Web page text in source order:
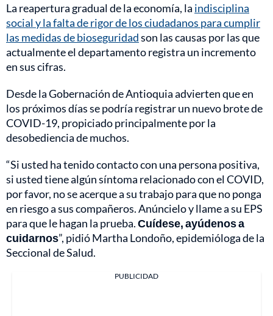
La reapertura gradual de la economía, la indisciplina
social y la falta de rigor de los ciudadanos para cumplir
las medidas de bioseguridadson las causas por las que
actualmente el departamento registra un incremento
en sus cifras.
Desde la Gobernación de Antioquia advierten que en
los próximos días se podría registrar un nuevo brote de
COVID-19, propiciado principalmente por la
desobediencia de muchos.
“Si usted ha tenido contacto con una persona positiva,
si usted tiene algún síntoma relacionado con el COVID,
por favor, no se acerque a su trabajo para que no ponga
en riesgo a sus compañeros. Anúncielo y llame a su EPS
para que le hagan la prueba.Cuídese, ayúdenos a
cuidarnos”, pidió Martha Londoño, epidemióloga de la
Seccional de Salud.
PUBLICIDAD